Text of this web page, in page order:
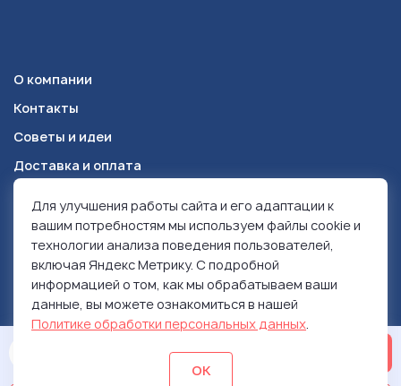
ОСТАВИТЬ ЗАЯВКУ
О компании
Контакты
Советы и идеи
Доставка и оплата
Красноярск +7 (391) 278-49-84
© 1999-2026 Ролен
Политика конфиденциальности
Использование контента
Для улучшения работы сайта и его адаптации к
вашим потребностям мы используем файлы cookie и
технологии анализа поведения пользователей,
включая Яндекс Метрику. С подробной
информацией о том, как мы обрабатываем ваши
данные, вы можете ознакомиться в нашей
Политике обработки персональных данных.
ОК